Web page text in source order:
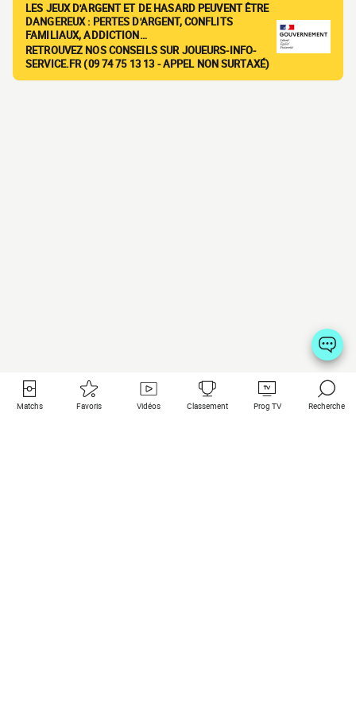
LES JEUX D'ARGENT ET DE HASARD PEUVENT ÊTRE
DANGEREUX : PERTES D'ARGENT, CONFLITS
FAMILIAUX, ADDICTION…
RETROUVEZ NOS CONSEILS SUR JOUEURS-INFO-
SERVICE.FR (09 74 75 13 13 - APPEL NON SURTAXÉ)
Matchs Favoris Vidéos Classement Prog TV Recherche